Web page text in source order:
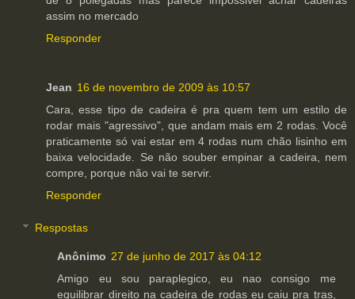
assim no mercado
Responder
Jean 16 de novembro de 2009 às 10:57
Cara, esse tipo de cadeira é pra quem tem um estilo de
rodar mais "agressivo", que andam mais em 2 rodas. Você
praticamente só vai estar em 4 rodas num chão lisinho em
baixa velocidade. Se não souber empinar a cadeira, nem
compre, porque não vai te servir.
Responder
Respostas
Anônimo 27 de junho de 2017 às 04:12
Amigo eu sou paraplegico, eu nao consigo me
equilibrar direito na cadeira de rodas eu caiu pra tras,